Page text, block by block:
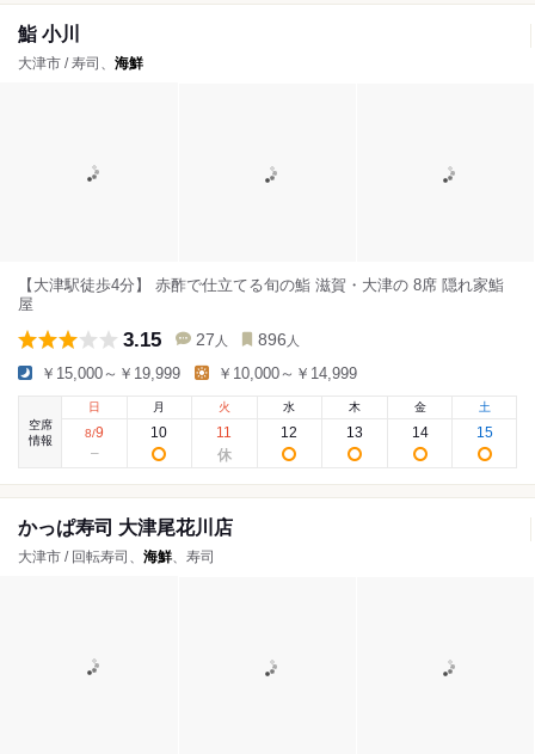
鮨 小川
大津市 / 寿司、 海鮮
【大津駅徒歩4分】 赤酢で仕立てる旬の鮨 滋賀・大津の 8席 隠れ家鮨
屋
3.15 27 人 896 人
￥15,000～￥19,999 ￥10,000～￥14,999
空席
情報
日
8/9
月
10
火
11
水
12
木
13
金
14
土
15
かっぱ寿司 大津尾花川店
大津市 / 回転寿司、 海鮮、寿司